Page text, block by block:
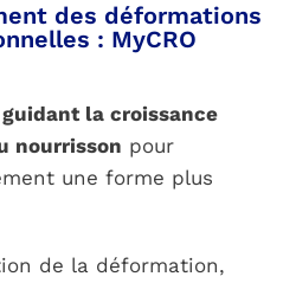
des déformations
: MyCRO
guidant la croissance
nourrisson pour
une forme plus
de la déformation,